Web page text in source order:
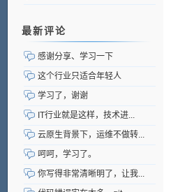
最新评论
感谢分享、学习一下
这个行业只适合年轻人
学习了，谢谢
IT行业就是这样，技术进...
云原生背景下，运维不做转...
呵呵，学习了。
你写得非常清晰明了，让我...